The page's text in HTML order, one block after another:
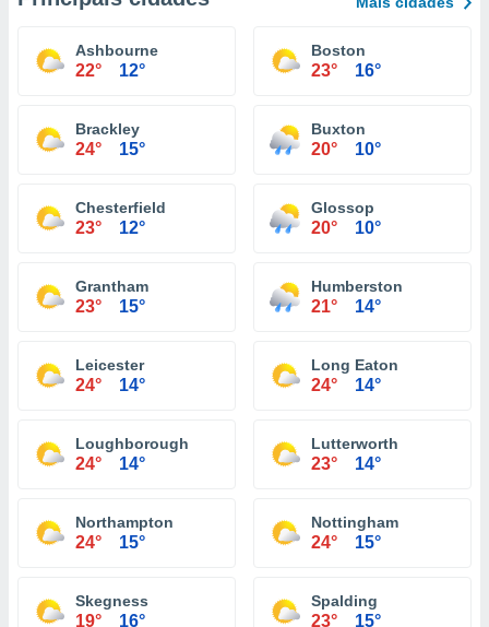
Ashbourne
22° 12°
Boston
23° 16°
Brackley
24° 15°
Buxton
20° 10°
Chesterfield
23° 12°
Glossop
20° 10°
Grantham
23° 15°
Humberston
21° 14°
Leicester
24° 14°
Long Eaton
24° 14°
Loughborough
24° 14°
Lutterworth
23° 14°
Northampton
24° 15°
Nottingham
24° 15°
Skegness
19° 16°
Spalding
23° 15°